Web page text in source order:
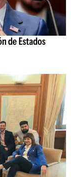
de Estados